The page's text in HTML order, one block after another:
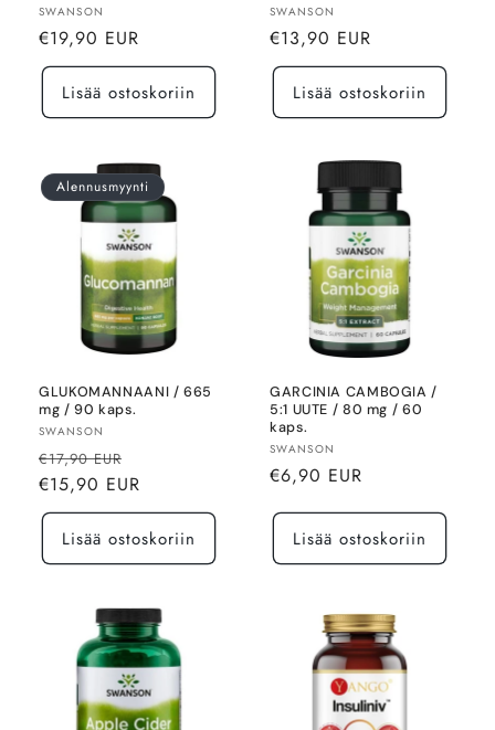
Myyjä:
SWANSON
Normaalihinta
€19,90 EUR
Lisää ostoskoriin
Myyjä:
SWANSON
Normaalihinta
€13,90 EUR
Lisää ostoskoriin
Alennusmyynti
GLUKOMANNAANI / 665
mg / 90 kaps.
Myyjä:
SWANSON
Normaalihinta
€17,90 EUR
€15,90 EUR
Lisää ostoskoriin
GARCINIA CAMBOGIA /
5:1 UUTE / 80 mg / 60
kaps.
Myyjä:
SWANSON
Normaalihinta
€6,90 EUR
Lisää ostoskoriin